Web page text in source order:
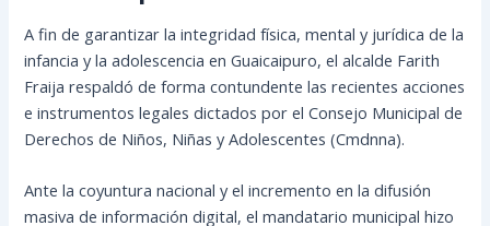
A fin de garantizar la integridad física, mental y jurídica de la
infancia y la adolescencia en Guaicaipuro, el alcalde Farith
Fraija respaldó de forma contundente las recientes acciones
e instrumentos legales dictados por el Consejo Municipal de
Derechos de Niños, Niñas y Adolescentes (Cmdnna).
Ante la coyuntura nacional y el incremento en la difusión
masiva de información digital, el mandatario municipal hizo